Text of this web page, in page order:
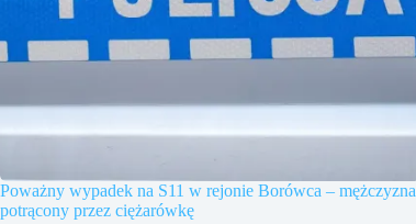
Poważny wypadek na S11 w rejonie Borówca – mężczyzna
potrącony przez ciężarówkę